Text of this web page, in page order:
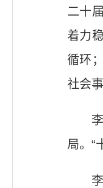
二十
着力
循环
社会
局。“